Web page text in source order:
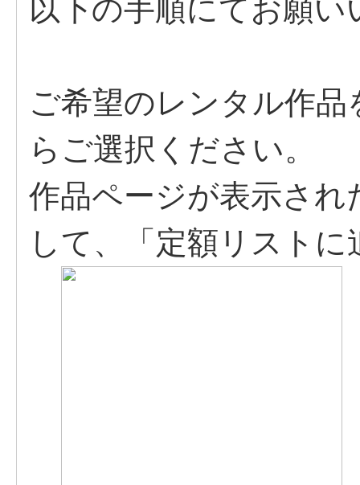
以下の手順にてお願い
ご希望のレンタル作
らご選択ください。
作品ページが表示さ
して、「定額リスト